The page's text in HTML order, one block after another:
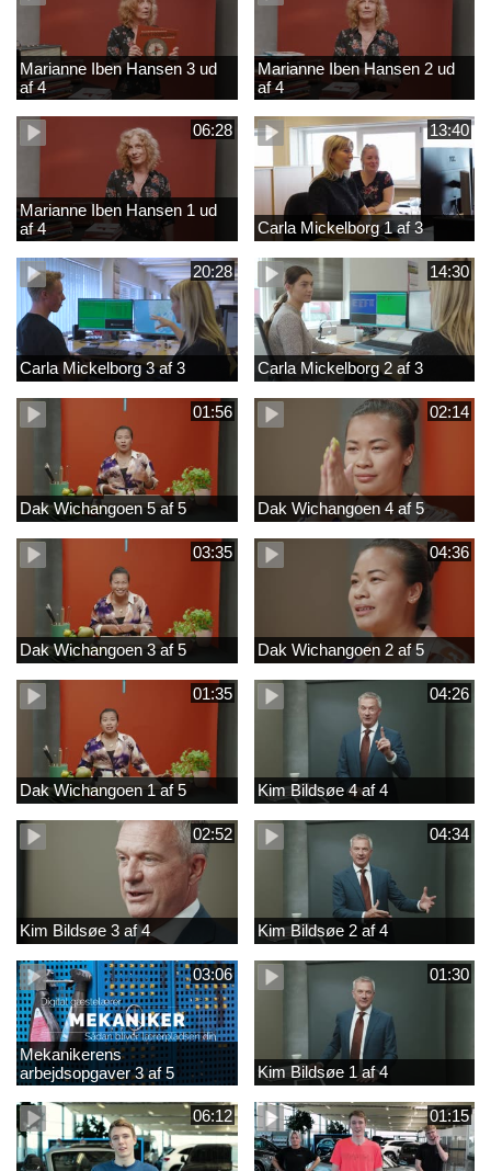
Marianne Iben Hansen 3 ud
af 4
Marianne Iben Hansen 2 ud
af 4
06:28
Marianne Iben Hansen 1 ud
af 4
13:40
Carla Mickelborg 1 af 3
20:28
Carla Mickelborg 3 af 3
14:30
Carla Mickelborg 2 af 3
01:56
Dak Wichangoen 5 af 5
02:14
Dak Wichangoen 4 af 5
03:35
Dak Wichangoen 3 af 5
04:36
Dak Wichangoen 2 af 5
01:35
Dak Wichangoen 1 af 5
04:26
Kim Bildsøe 4 af 4
02:52
Kim Bildsøe 3 af 4
04:34
Kim Bildsøe 2 af 4
03:06
Mekanikerens
arbejdsopgaver 3 af 5
(lærepladssøgning)
01:30
Kim Bildsøe 1 af 4
06:12 01:15